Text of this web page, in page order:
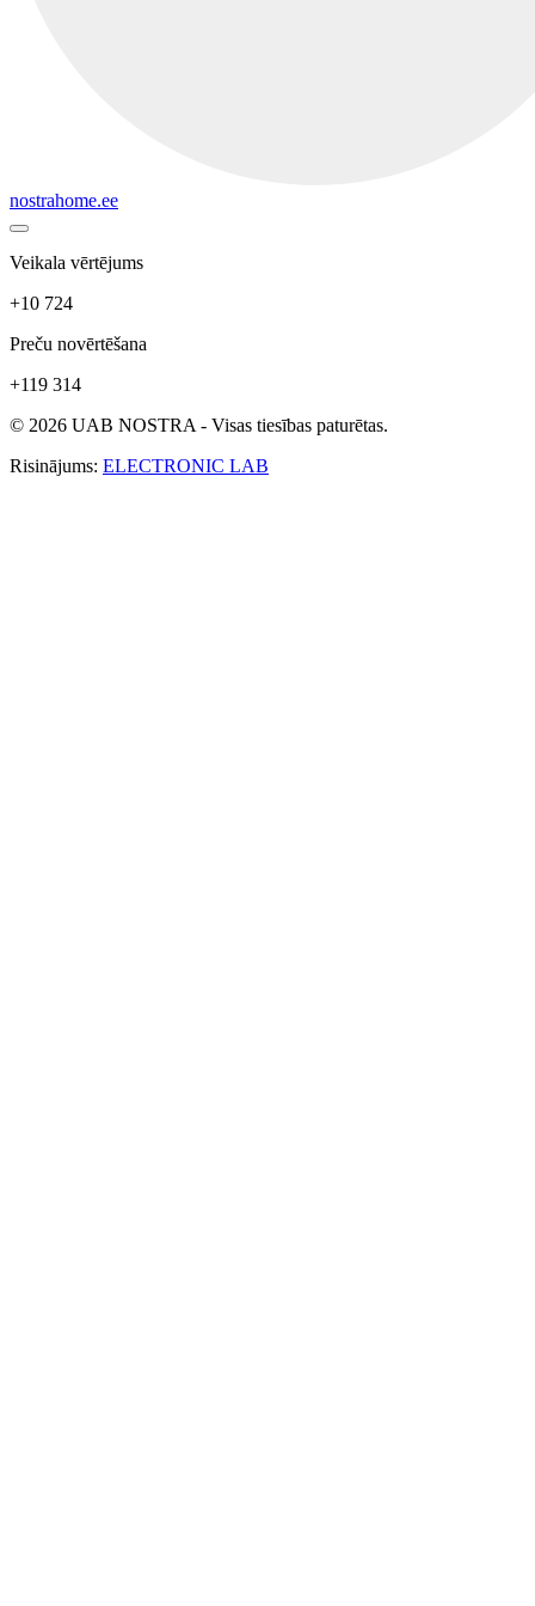
nostrahome.ee
Veikala vērtējums
+10 724
Preču novērtēšana
+119 314
© 2026 UAB NOSTRA - Visas tiesības paturētas.
Risinājums: ELECTRONIC LAB